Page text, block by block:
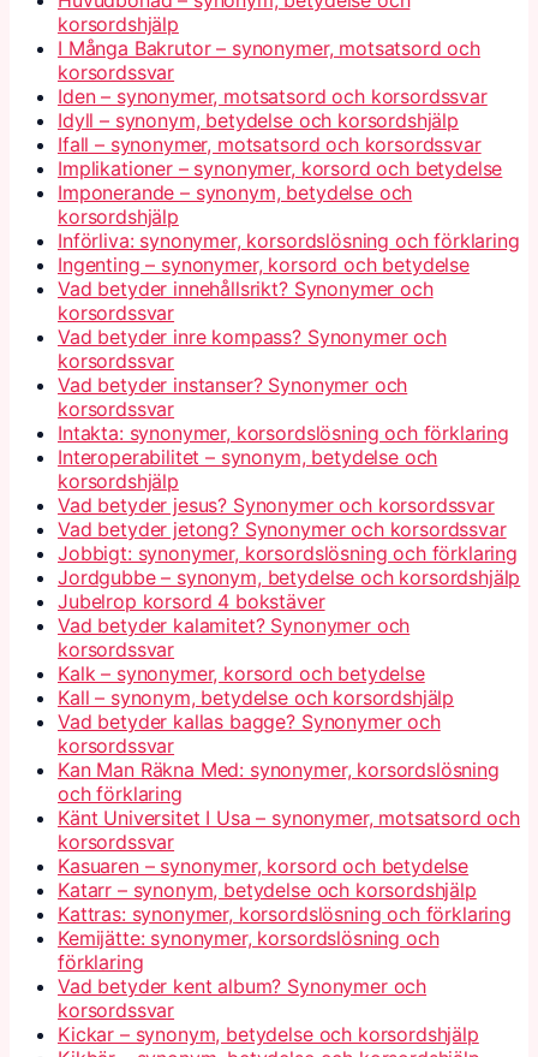
korsordshjälp
I Många Bakrutor – synonymer, motsatsord och
korsordssvar
Iden – synonymer, motsatsord och korsordssvar
Idyll – synonym, betydelse och korsordshjälp
Ifall – synonymer, motsatsord och korsordssvar
Implikationer – synonymer, korsord och betydelse
Imponerande – synonym, betydelse och
korsordshjälp
Införliva: synonymer, korsordslösning och förklaring
Ingenting – synonymer, korsord och betydelse
Vad betyder innehållsrikt? Synonymer och
korsordssvar
Vad betyder inre kompass? Synonymer och
korsordssvar
Vad betyder instanser? Synonymer och
korsordssvar
Intakta: synonymer, korsordslösning och förklaring
Interoperabilitet – synonym, betydelse och
korsordshjälp
Vad betyder jesus? Synonymer och korsordssvar
Vad betyder jetong? Synonymer och korsordssvar
Jobbigt: synonymer, korsordslösning och förklaring
Jordgubbe – synonym, betydelse och korsordshjälp
Jubelrop korsord 4 bokstäver
Vad betyder kalamitet? Synonymer och
korsordssvar
Kalk – synonymer, korsord och betydelse
Kall – synonym, betydelse och korsordshjälp
Vad betyder kallas bagge? Synonymer och
korsordssvar
Kan Man Räkna Med: synonymer, korsordslösning
och förklaring
Känt Universitet I Usa – synonymer, motsatsord och
korsordssvar
Kasuaren – synonymer, korsord och betydelse
Katarr – synonym, betydelse och korsordshjälp
Kattras: synonymer, korsordslösning och förklaring
Kemijätte: synonymer, korsordslösning och
förklaring
Vad betyder kent album? Synonymer och
korsordssvar
Kickar – synonym, betydelse och korsordshjälp